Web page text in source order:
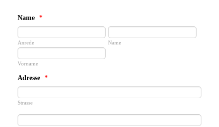
Name *
Anrede Name
Vorname
Adresse *
Strasse